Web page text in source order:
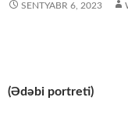
SENTYABR 6, 2023
(Ədəbi portreti)